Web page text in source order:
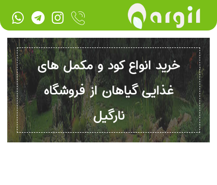
خرید انواع کود و مکمل های
غذایی گیاهان از فروشگاه
نارگیل